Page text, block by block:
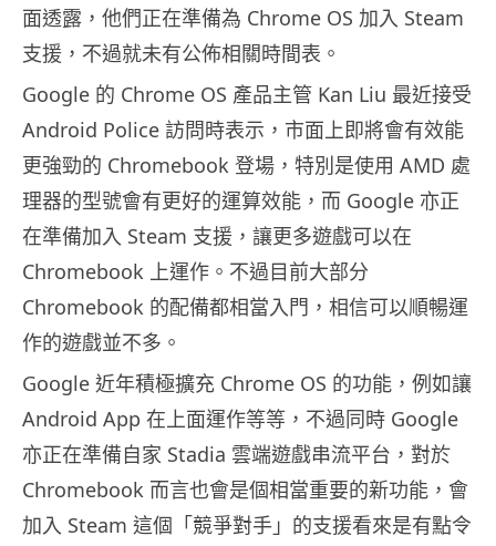
面透露，他們正在準備為 Chrome OS 加入 Steam
支援，不過就未有公佈相關時間表。
Google 的 Chrome OS 產品主管 Kan Liu 最近接受
Android Police 訪問時表示，市面上即將會有效能
更強勁的 Chromebook 登場，特別是使用 AMD 處
理器的型號會有更好的運算效能，而 Google 亦正
在準備加入 Steam 支援，讓更多遊戲可以在
Chromebook 上運作。不過目前大部分
Chromebook 的配備都相當入門，相信可以順暢運
作的遊戲並不多。
Google 近年積極擴充 Chrome OS 的功能，例如讓
Android App 在上面運作等等，不過同時 Google
亦正在準備自家 Stadia 雲端遊戲串流平台，對於
Chromebook 而言也會是個相當重要的新功能，會
加入 Steam 這個「競爭對手」的支援看來是有點令